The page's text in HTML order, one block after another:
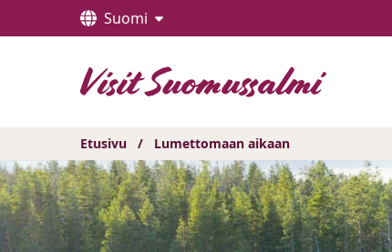
sisältöön
Suomi
Etusivu / Lumettomaan aikaan